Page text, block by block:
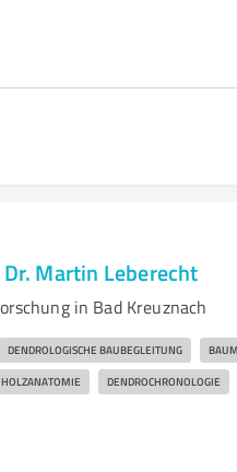
Martin Leberecht
in Bad Kreuznach
DENDROLOGISCHE BAUBEGLEITUNG
HOLZANATOMIE DENDROCHRONOLOGIE